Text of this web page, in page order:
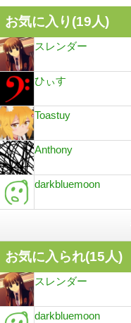
お気に入り(19人)
スレンダー
ひぃす
Toastuy
Anthony
darkbluemoon
お気に入られ(15人)
スレンダー
darkbluemoon